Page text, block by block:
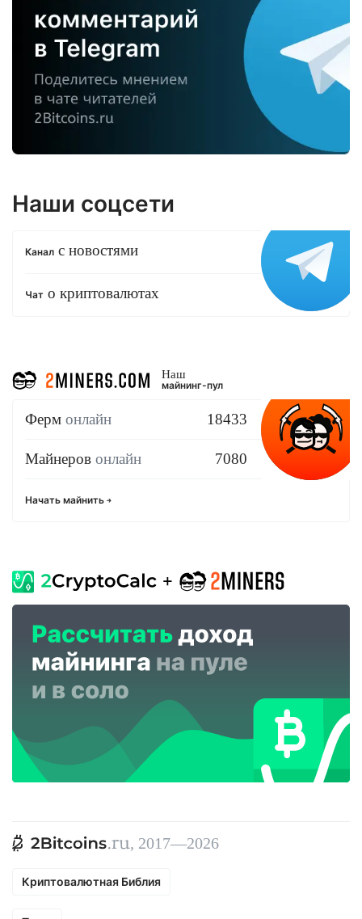
Наши соцсети
Канал с новостями
Чат о криптовалютах
Наш
майнинг-пул
Ферм онлайн 18433
Майнеров онлайн 7080
Начать майнить
, 2017—2026
Криптовалютная Библия